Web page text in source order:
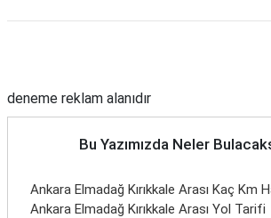
deneme reklam alanıdır
Bu Yazımızda Neler
Ankara Elmadağ Kırıkkale Arası Kaç Km
Ankara Elmadağ Kırıkkale Arası Yol Tarifi